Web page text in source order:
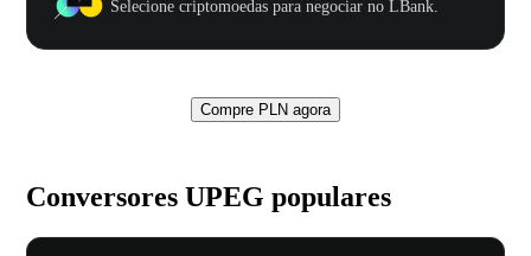
Selecione criptomoedas para negociar no LBank.
Compre PLN agora
Conversores UPEG populares